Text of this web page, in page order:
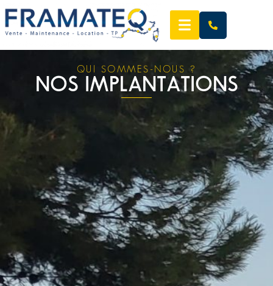
QUI SOMMES-NOUS ?
NOS IMPLANTATIONS